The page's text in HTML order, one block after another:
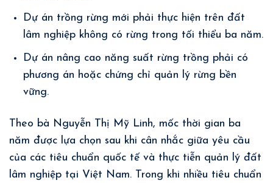
Dự án trồng rừng mới phải thực hiện trên đất
lâm nghiệp không có rừng trong tối thiểu ba năm.
Dự án nâng cao năng suất rừng trồng phải có
phương án hoặc chứng chỉ quản lý rừng bền
vững.
Theo bà Nguyễn Thị Mỹ Linh, mốc thời gian ba
năm được lựa chọn sau khi cân nhắc giữa yêu cầu
của các tiêu chuẩn quốc tế và thực tiễn quản lý đất
lâm nghiệp tại Việt Nam. Trong khi nhiều tiêu chuẩn